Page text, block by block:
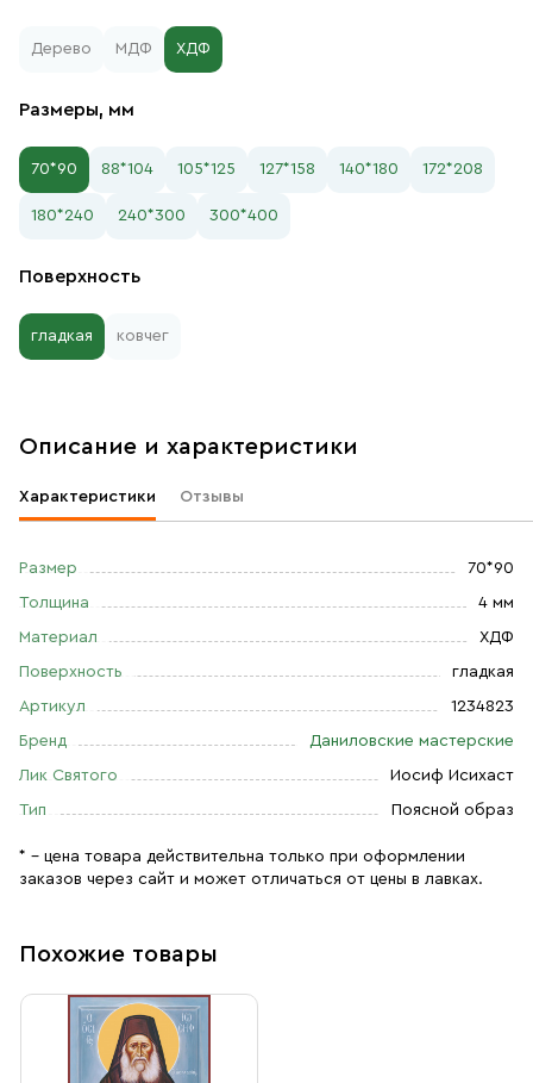
Дерево МДФ ХДФ
Размеры, мм
70*90 88*104 105*125 127*158 140*180 172*208
180*240 240*300 300*400
Поверхность
гладкая ковчег
Описание и характеристики
Характеристики Отзывы
Размер 70*90
Толщина 4 мм
Материал ХДФ
Поверхность гладкая
Артикул 1234823
Бренд Даниловские мастерские
Лик Святого Иосиф Исихаст
Тип Поясной образ
* – цена товара действительна только при оформлении
заказов через сайт и может отличаться от цены в лавках.
Похожие товары